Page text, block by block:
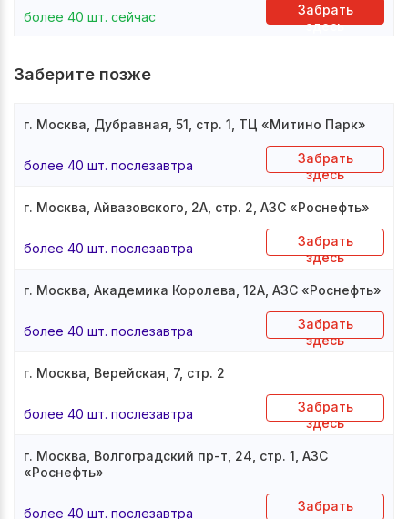
более 40 шт. сейчас
Забрать
здесь
Заберите позже
г. Москва, Дубравная, 51, стр. 1, ТЦ «Митино Парк»
более 40 шт. послезавтра
Забрать
здесь
г. Москва, Айвазовского, 2А, стр. 2, АЗС «Роснефть»
более 40 шт. послезавтра
Забрать
здесь
г. Москва, Академика Королева, 12А, АЗС «Роснефть»
более 40 шт. послезавтра
Забрать
здесь
г. Москва, Верейская, 7, стр. 2
более 40 шт. послезавтра
Забрать
здесь
г. Москва, Волгоградский пр-т, 24, стр. 1, АЗС
«Роснефть»
более 40 шт. послезавтра
Забрать